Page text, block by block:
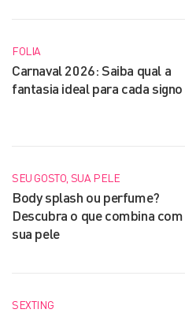
FOLIA
Carnaval 2026: Saiba qual a
fantasia ideal para cada signo
SEU GOSTO, SUA PELE
Body splash ou perfume?
Descubra o que combina com
sua pele
SEXTING